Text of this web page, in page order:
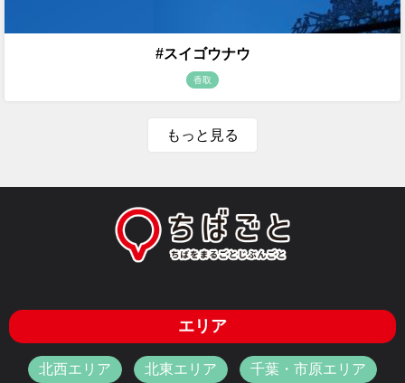
#スイゴウナウ
香取
もっと見る
エリア
北西エリア 北東エリア 千葉・市原エリア